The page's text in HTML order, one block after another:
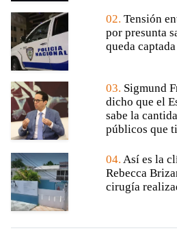
02. Tensión
por presunta
queda
03. Sigmund
dicho que el
sabe la
públicos que
04. Así es la
Rebecca
cirugía